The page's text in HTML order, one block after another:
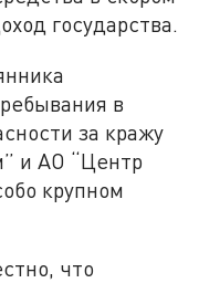
государства.
в
за кражу
и AО “Центр
крупном
что